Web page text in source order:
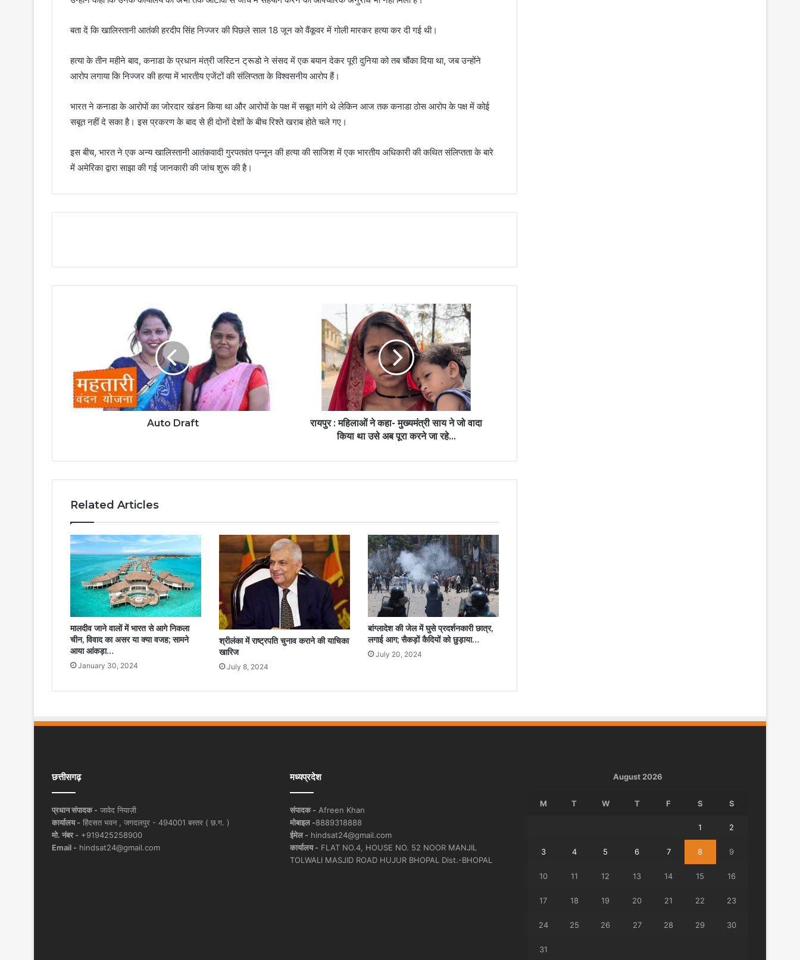
बता दें कि खालिस्तानी आतंकी हरदीप सिंह निज्जर की पिछले साल 18 जून को वैंकूवर में गोली मारकर हत्या कर दी गई थी।
हत्या के तीन महीने बाद, कनाडा के प्रधान मंत्री जस्टिन ट्रूडो ने संसद में एक बयान देकर पूरी दुनिया को तब चौंका दिया था, जब उन्होंने
आरोप लगाया कि निज्जर की हत्या में भारतीय एजेंटों की संलिप्तता के विश्वसनीय आरोप हैं।
भारत ने कनाडा के आरोपों का जोरदार खंडन किया था और आरोपों के पक्ष में सबूत मांगे थे लेकिन आज तक कनाडा ठोस आरोप के पक्ष में कोई
सबूत नहीं दे सका है। इस प्रकरण के बाद से ही दोनों देशों के बीच रिश्ते खराब होते चले गए।
इस बीच, भारत ने एक अन्य खालिस्तानी आतंकवादी गुरपतवंत पन्नून की हत्या की साजिश में एक भारतीय अधिकारी की कथित संलिप्तता के बारे
में अमेरिका द्वारा साझा की गई जानकारी की जांच शुरू की है।
Auto Draft
रायपुर : महिलाओं ने कहा- मुख्यमंत्री साय ने जो वादा
किया था उसे अब पूरा करने जा रहे...
Related Articles
मालदीव जाने वालों में भारत से आगे निकला
चीन, विवाद का असर या क्या वजह; सामने
आया आंकड़ा…
January 30, 2024
श्रीलंका में राष्ट्रपति चुनाव कराने की याचिका
खारिज
July 8, 2024
बांग्लादेश की जेल में घुसे प्रदर्शनकारी छात्र,
लगाई आग; सैकड़ों कैदियों को छुड़ाया…
July 20, 2024
छत्तीसगढ़
प्रधान संपादक - जावेद नियाज़ी
कार्यालय - हिंदसत भवन , जगदलपुर - 494001 बस्तर ( छ.ग. )
मो. नंबर - +919425258900
Email - hindsat24@gmail.com
मध्यप्रदेश
संपादक - Afreen Khan
मोबाइल -8889318888
ईमेल - hindsat24@gmail.com
कार्यालय - FLAT NO.4, HOUSE NO. 52 NOOR MANJIL
TOLWALI MASJID ROAD HUJUR BHOPAL Dist.-BHOPAL
August 2026
M T W T F S S
1 2
3 4 5 6 7 8 9
10 11 12 13 14 15 16
17 18 19 20 21 22 23
24 25 26 27 28 29 30
31